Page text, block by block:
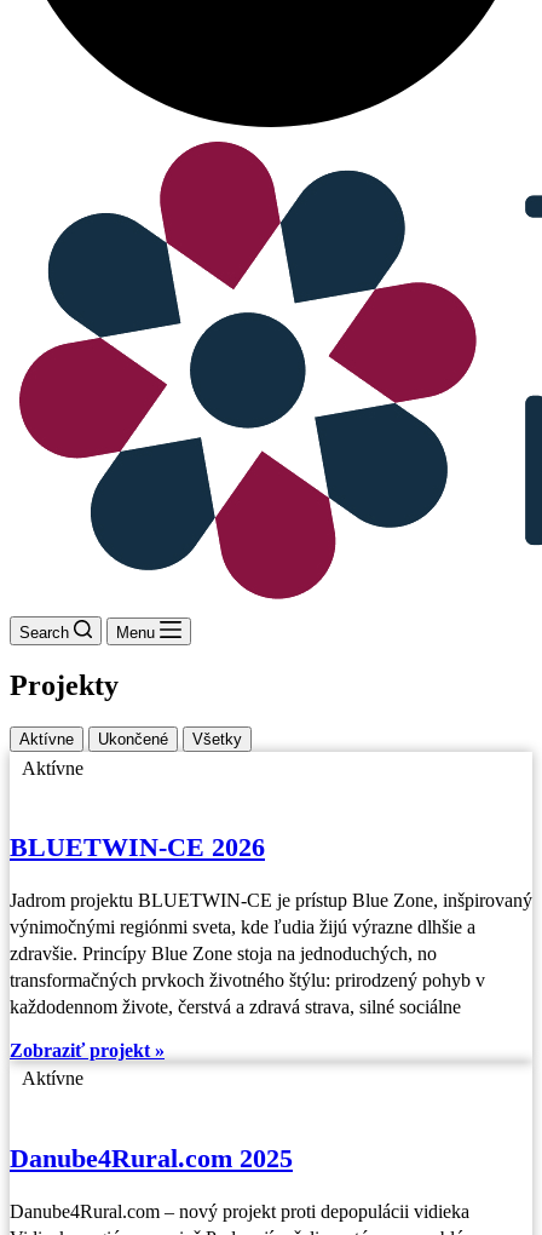
Search Menu
Projekty
Aktívne Ukončené Všetky
Aktívne
BLUETWIN-CE 2026
Jadrom projektu BLUETWIN-CE je prístup Blue Zone, inšpirovaný
výnimočnými regiónmi sveta, kde ľudia žijú výrazne dlhšie a
zdravšie. Princípy Blue Zone stoja na jednoduchých, no
transformačných prvkoch životného štýlu: prirodzený pohyb v
každodennom živote, čerstvá a zdravá strava, silné sociálne
Zobraziť projekt »
Aktívne
Danube4Rural.com 2025
Danube4Rural.com – nový projekt proti depopulácii vidieka